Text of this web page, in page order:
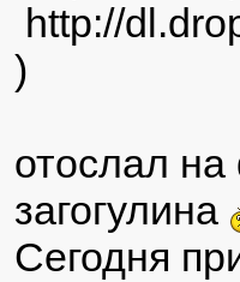
http://
)
отослал
загогулина
Сегодня